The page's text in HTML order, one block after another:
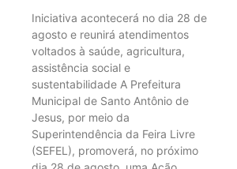
Iniciativa acontecerá no dia 28 de
agosto e reunirá atendimentos
voltados à saúde, agricultura,
assistência social e
sustentabilidade A Prefeitura
Municipal de Santo Antônio de
Jesus, por meio da
Superintendência da Feira Livre
(SEFEL), promoverá, no próximo